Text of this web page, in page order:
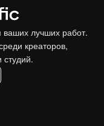
лучших работ.
креаторов,
студий.